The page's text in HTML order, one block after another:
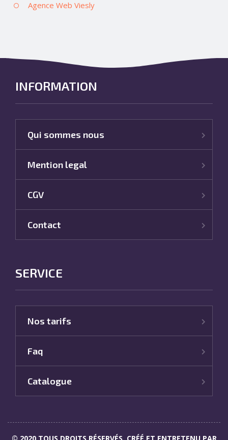
Agence Web Viesly
INFORMATION
Qui sommes nous
Mention legal
CGV
Contact
SERVICE
Nos tarifs
Faq
Catalogue